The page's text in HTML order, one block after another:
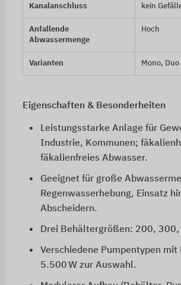
Kanalanschluss kein
Anfallende
Abwassermenge
Hoch
Varianten Mono, Duo
Eigenschaften & Besonderheiten
Leistungsstarke Anlage für
Industrie, Kommunen;
fäkalienfreies Abwasser.
Geeignet für große
Regenwasserhebung, Einsatz
Abscheidern.
Drei Behältergrößen: 200, 300,
Verschiedene Pumpentypen mit
5.500 W zur Auswahl.